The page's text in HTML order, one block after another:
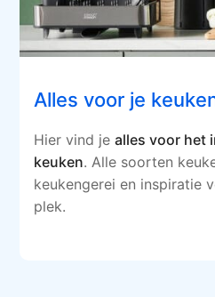
Alles voor je
Hier vind jealles voor het
keuken. Alle soorten
keukengerei en inspiratie
plek.